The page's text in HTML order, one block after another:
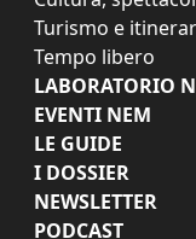
Turismo e
Tempo libero
LABORATORIO
EVENTI NEM
LE GUIDE
I DOSSIER
NEWSLETTER
PODCAST